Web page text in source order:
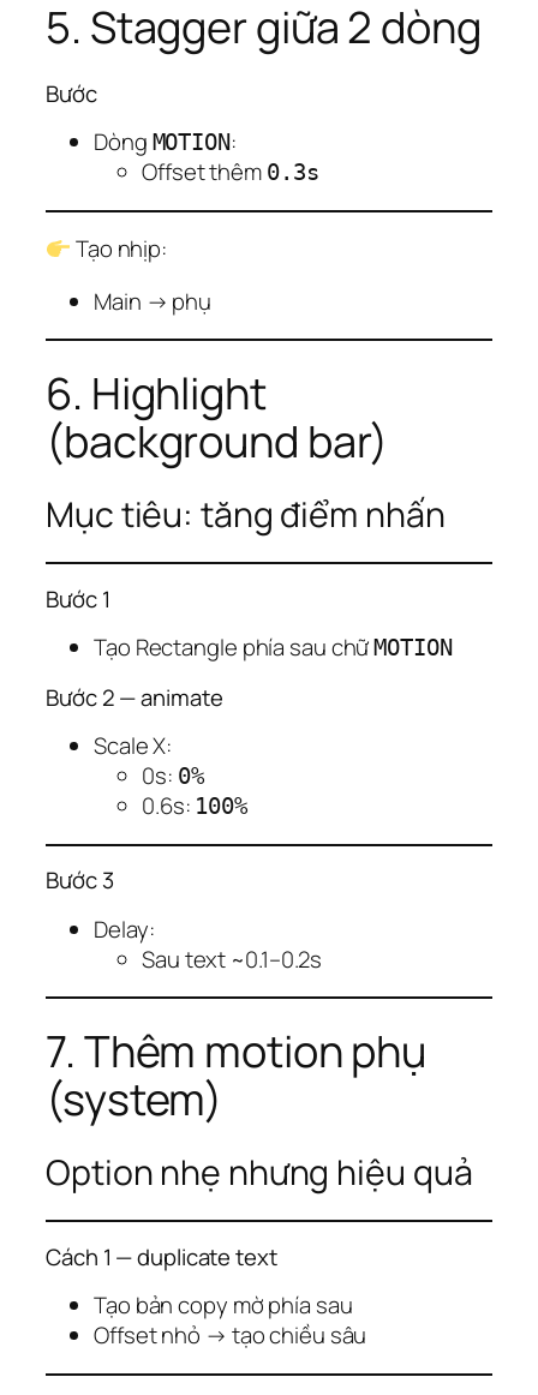
5. Stagger giữa 2 dòng
Bước
Dòng MOTION:
Offset thêm 0.3s
Tạo nhịp:
Main → phụ
6. Highlight
(background bar)
Mục tiêu: tăng điểm nhấn
Bước 1
Tạo Rectangle phía sau chữMOTION
Bước 2 — animate
Scale X:
0s: 0%
0.6s: 100%
Bước 3
Delay:
Sau text ~0.1–0.2s
7. Thêm motion phụ
(system)
Option nhẹ nhưng hiệu quả
Cách 1 — duplicate text
Tạo bản copy mờ phía sau
Offset nhỏ → tạo chiều sâu